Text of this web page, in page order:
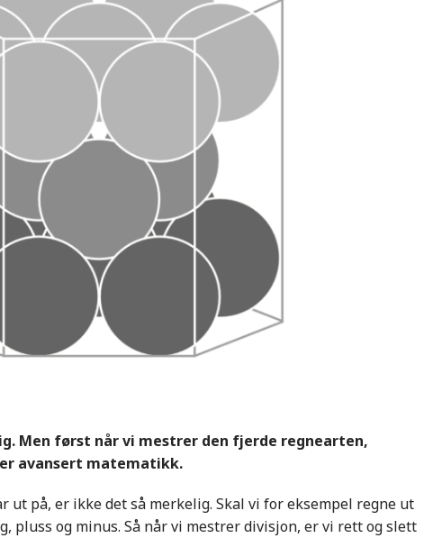
Men først når vi mestrer den fjerde regnearten,
avansert matematikk.
ut på, er ikke det så merkelig. Skal vi for eksempel regne ut
pluss og minus. Så når vi mestrer divisjon, er vi rett og slett